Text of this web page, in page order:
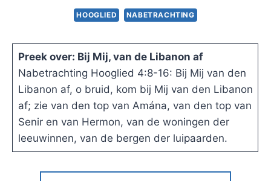
HOOGLIED NABETRACHTING
Preek over: Bij Mij, van de Libanon af
Nabetrachting Hooglied 4:8-16: Bij Mij van den
Libanon af, o bruid, kom bij Mij van den Libanon
af; zie van den top van Amána, van den top van
Senir en van Hermon, van de woningen der
leeuwinnen, van de bergen der luipaarden.